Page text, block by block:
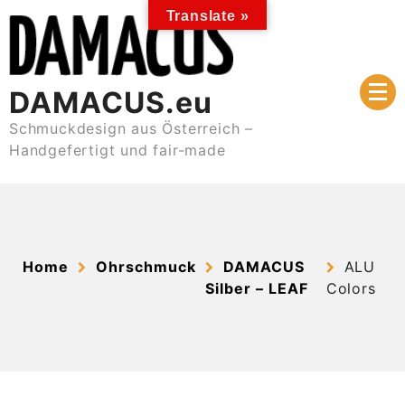
content
DAMACUS.eu
Schmuckdesign aus Österreich –
Handgefertigt und fair-made
Home Ohrschmuck
DAMACUS
Silber – LEAF
ALU
Colors
Translate »